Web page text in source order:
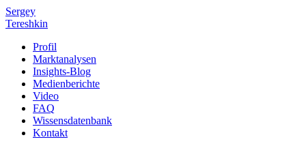
Sergey
Tereshkin
Profil
Marktanalysen
Insights-Blog
Medienberichte
Video
FAQ
Wissensdatenbank
Kontakt